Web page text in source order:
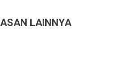
LAINNYA